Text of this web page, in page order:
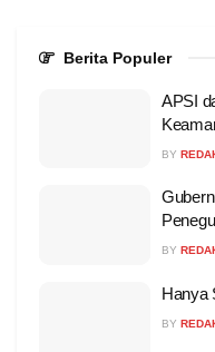
Berita Populer
APSI
BY
BY
Hanya
BY